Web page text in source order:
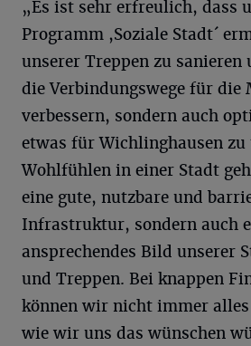
„Es ist sehr erfreulich, dass
Programm ,Soziale Stadt´
unserer Treppen zu
die Verbindungswege für die
verbessern, sondern auch
etwas für Wichlinghausen zu
Wohlfühlen in einer Stadt
eine gute, nutzbare und
Infrastruktur, sondern auch
ansprechendes Bild unserer
und Treppen. Bei knappen
können wir nicht immer alles
wie wir uns das wünschen